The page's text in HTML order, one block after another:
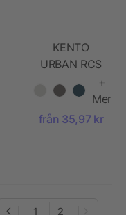
KENTO
URBAN RCS
nylon 5-
panels
+
Mer
från 35,97 kr
1 2